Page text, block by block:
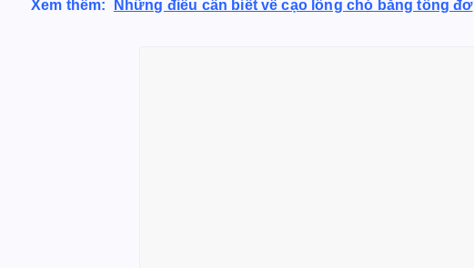
Xem thêm: Những điều cần biết về cạo lông chó bằng tông đơ